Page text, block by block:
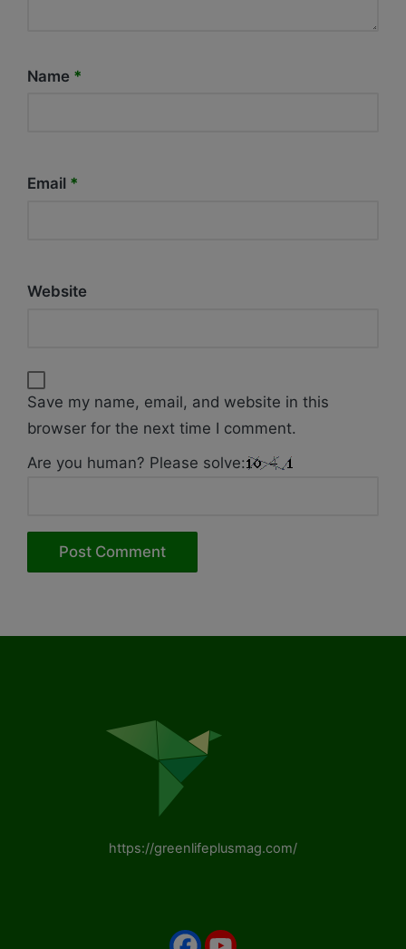
Name *
Email *
Website
Save my name, email, and website in this
browser for the next time I comment.
Are you human? Please solve:
https://greenlifeplusmag.com/